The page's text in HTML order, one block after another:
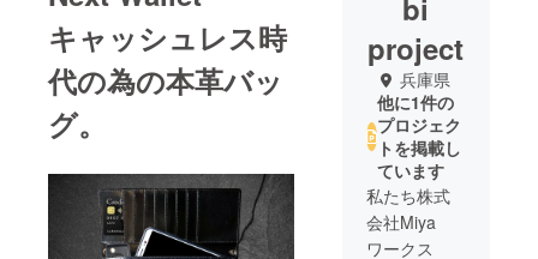
キャッシュレス時
代の為の本革バッ
グ。
bi
project
兵庫県
他に1件の
プロジェク
トを掲載し
ています
私たち株式
会社Miya
ワークス